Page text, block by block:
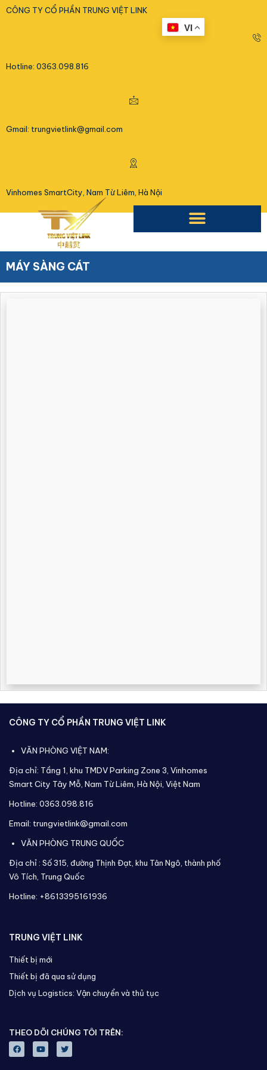
CÔNG TY CỔ PHẦN TRUNG VIỆT LINK
Hotline: 0363.098.816
Gmail: trungvietlink@gmail.com
Vinhomes SmartCity, Nam Từ Liêm, Hà Nội
MÁY SÀNG CÁT
VI
CÔNG TY CỔ PHẦN TRUNG VIỆT LINK
VĂN PHÒNG VIỆT NAM:
Địa chỉ: Tầng 1, khu TMDV Parking Zone 3, Vinhomes
Smart City Tây Mỗ, Nam Từ Liêm, Hà Nội, Việt Nam
Hotline: 0363.098.816
Email: trungvietlink@gmail.com
VĂN PHÒNG TRUNG QUỐC
Địa chỉ : Số 315, đường Thịnh Đạt, khu Tân Ngô, thành phố
Vô Tích, Trung Quốc
Hotline: +8613395161936
TRUNG VIỆT LINK
Thiết bị mới
Thiết bị đã qua sử dụng
Dịch vụ Logistics: Vận chuyển và thủ tục
THEO DÕI CHÚNG TÔI TRÊN: